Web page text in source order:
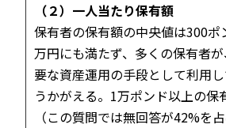
（２）一人当たり保有額
保有者の保有額の中央値は300ポ
万円にも満たず、多くの保有者
要な資産運用の手段として利用
うかがえる。1万ポンド以上の保
（この質問では無回答が42%を